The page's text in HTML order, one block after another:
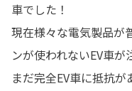
車でした！
現在様々な電気製品が
ンが使われないEV車が
まだ完全EV車に抵抗が